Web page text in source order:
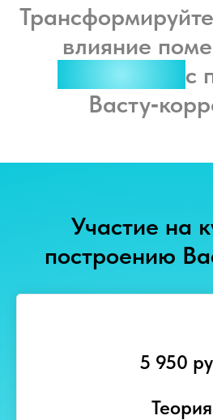
влияние
с
Участие на
построению
5 950
Теория